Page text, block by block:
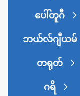
ပေါ်တူဂီ
ဘယ်လ်ဂျီယမ်
တရုတ်
ဂရိ